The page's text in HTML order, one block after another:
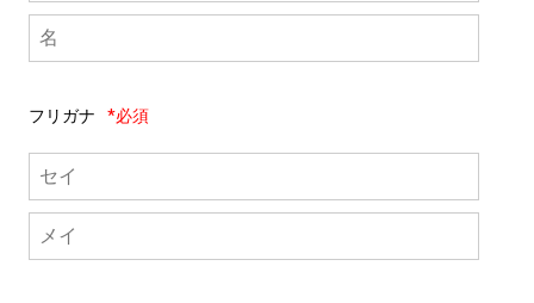
フリガナ *必須